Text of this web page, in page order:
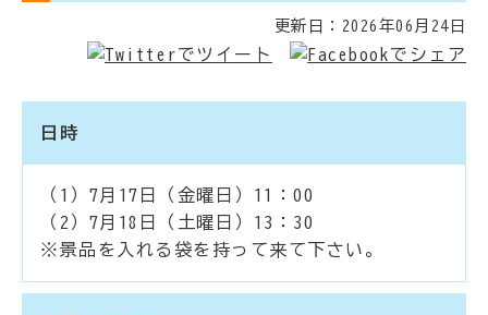
更新日： 2026年06月24日
日時
（1）7月17日（金曜日）11：00
（2）7月18日（土曜日）13：30
※景品を入れる袋を持って来て下さい。